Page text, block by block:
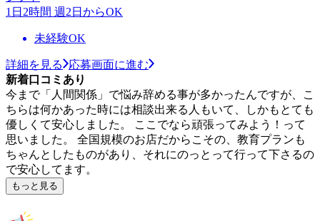
1日2時間 週2日からOK
未経験OK
詳細を見る
応募画面に進む
新着口コミあり
今まで「人間関係」で悩み辞める事が多かったんですが、こ
ちらは何かあった時には相談出来る人もいて、しかもとても
優しくて安心しました。 ここでなら頑張ってみよう！って
思いました。 全国規模のお店だからこその、教育プランも
ちゃんとしたものがあり、それにのっとって行って下さるの
で安心してます。
もっと見る